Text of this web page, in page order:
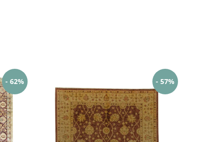
- 62% - 57%